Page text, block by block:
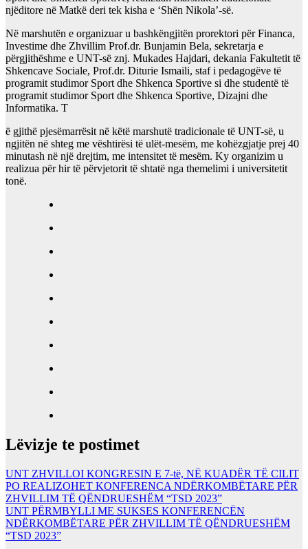
njëditore në Matkë deri tek kisha e ‘Shën Nikola’-së.
Në marshutën e organizuar u bashkëngjitën prorektori për Financa,
Investime dhe Zhvillim Prof.dr. Bunjamin Bela, sekretarja e
përgjithëshme e UNT-së znj. Mukades Hajdari, dekania Fakultetit të
Shkencave Sociale, Prof.dr. Diturie Ismaili, staf i pedagogëve të
programit studimor Sport dhe Shkenca Sportive si dhe studentë të
programit studimor Sport dhe Shkenca Sportive, Dizajni dhe
Informatika. T
ë gjithë pjesëmarrësit në këtë marshutë tradicionale të UNT-së, u
ngjitën në shteg me vështirësi të ulët-mesëm, me kohëzgjatje prej 40
minutash në një drejtim, me intensitet të mesëm. Ky organizim u
realizua për hir të përvjetorit të shtatë nga themelimi i universitetit
tonë.
Lëvizje te postimet
UNT ZHVILLOI KONGRESIN E 7-të, NË KUADËR TË CILIT
PO REALIZOHET KONFERENCA NDËRKOMBËTARE PËR
ZHVILLIM TË QËNDRUESHËM “TSD 2023”
UNT PËRMBYLLI ME SUKSES KONFERENCËN
NDËRKOMBËTARE PËR ZHVILLIM TË QËNDRUESHËM
“TSD 2023”